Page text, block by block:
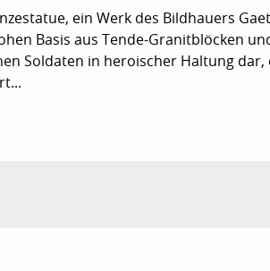
ein Werk des Bildhauers
Basis aus Tende-Granitblöcken
Soldaten in heroischer Haltung